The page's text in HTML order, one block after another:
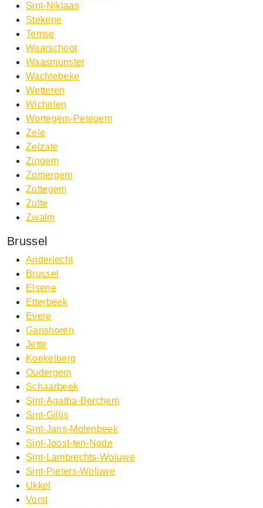
Sint-Niklaas
Stekene
Temse
Waarschoot
Waasmunster
Wachtebeke
Wetteren
Wichelen
Wortegem-Petegem
Zele
Zelzate
Zingem
Zomergem
Zottegem
Zulte
Zwalm
Brussel
Anderlecht
Brussel
Elsene
Etterbeek
Evere
Ganshoren
Jette
Koekelberg
Oudergem
Schaarbeek
Sint-Agatha-Berchem
Sint-Gillis
Sint-Jans-Molenbeek
Sint-Joost-ten-Node
Sint-Lambrechts-Woluwe
Sint-Pieters-Woluwe
Ukkel
Vorst